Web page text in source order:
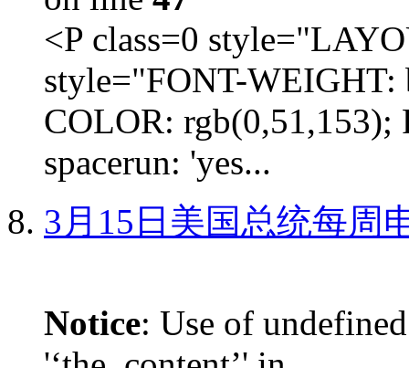
<P class=0
style="FONT-
COLOR:
spacerun: 'yes...
3月15日美国总统每周
Notice: Use of